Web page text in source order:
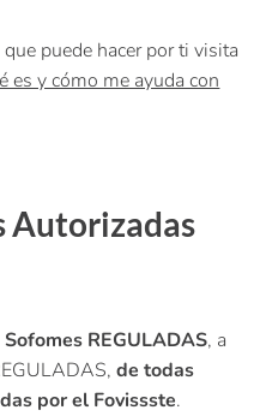
puede hacer por ti visita
es y cómo me ayuda con
Autorizadas
REGULADAS, a
de todas
por el Fovissste.